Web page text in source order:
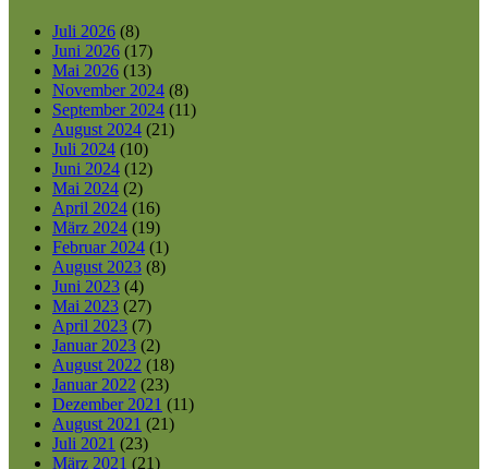
Juli 2026 (8)
Juni 2026 (17)
Mai 2026 (13)
November 2024 (8)
September 2024 (11)
August 2024 (21)
Juli 2024 (10)
Juni 2024 (12)
Mai 2024 (2)
April 2024 (16)
März 2024 (19)
Februar 2024 (1)
August 2023 (8)
Juni 2023 (4)
Mai 2023 (27)
April 2023 (7)
Januar 2023 (2)
August 2022 (18)
Januar 2022 (23)
Dezember 2021 (11)
August 2021 (21)
Juli 2021 (23)
März 2021 (21)